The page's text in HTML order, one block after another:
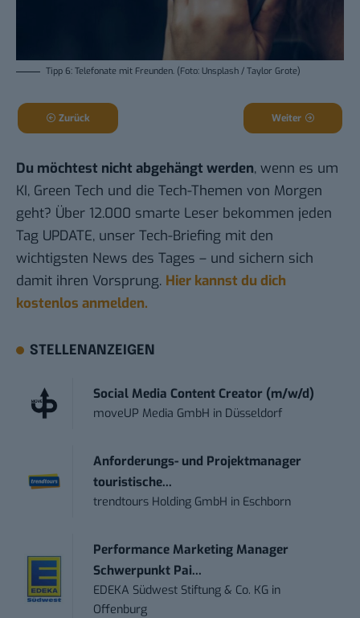
Tipp 6: Telefonate mit Freunden. (Foto: Unsplash / Taylor Grote)
Zurück Weiter
Du möchtest nicht abgehängt werden, wenn es um
KI, Green Tech und die Tech-Themen von Morgen
geht? Über 12.000 smarte Leser bekommen jeden
Tag UPDATE, unser Tech-Briefing mit den
wichtigsten News des Tages – und sichern sich
damit ihren Vorsprung. Hier kannst du dich
kostenlos anmelden.
STELLENANZEIGEN
Social Media Content Creator (m/w/d)
moveUP Media GmbH in Düsseldorf
Anforderungs- und Projektmanager
touristische...
trendtours Holding GmbH in Eschborn
Performance Marketing Manager
Schwerpunkt Pai...
EDEKA Südwest Stiftung & Co. KG in
Offenburg